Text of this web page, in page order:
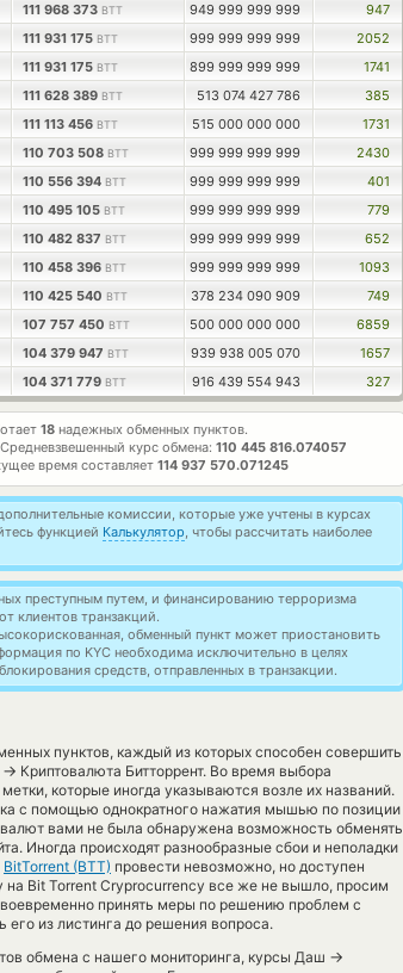
111 968 373 BTT 949 999 999 999
947
111 931 175 BTT 999 999 999 999
2052
111 931 175 BTT 899 999 999 999
1741
111 628 389 BTT 513 074 427 786
385
111 113 456 BTT 515 000 000 000
1731
110 703 508 BTT 999 999 999 999
2430
110 556 394 BTT 999 999 999 999
401
110 495 105 BTT 999 999 999 999
779
110 482 837 BTT 999 999 999 999
652
110 458 396 BTT 999 999 999 999
1093
110 425 540 BTT 378 234 090 909
749
107 757 450 BTT 500 000 000 000
6859
104 379 947 BTT 939 938 005 070
1657
104 371 779 BTT 916 439 554 943 327
18 надежных обменных пунктов.
Средневзвешенный курс обмена: 110 445 816.074057
время составляет 114 937 570.071245
комиссии, которые уже учтены в курсах
функцией Калькулятор, чтобы рассчитать наиболее
преступным путем, и финансированию терроризма
клиентов транзакций.
обменный пункт может приостановить
по KYC необходима исключительно в целях
средств, отправленных в транзакции.
пунктов, каждый из которых способен совершить
→ Криптовалюта Битторрент. Во время выбора
которые иногда указываются возле их названий.
с помощью однократного нажатия мышью по позиции
вами не была обнаружена возможность обменять
Иногда происходят разнообразные сбои и неполадки
BitTorrent (BTT) провести невозможно, но доступен
Bit Torrent Cryprocurrency все же не вышло, просим
принять меры по решению проблем с
из листинга до решения вопроса.
обмена с нашего мониторинга, курсы Даш →